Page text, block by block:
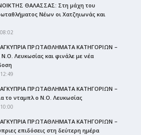
ΘΑΛΑΣΣΑΣ: Στη μάχη του
Νέων οι Χατζηιωνάς και
ΠΡΩΤΑΘΛΗΜΑΤΑ ΚΑΤΗΓΟΡΙΩΝ –
Λευκωσίας και φινάλε με νέα
ΠΡΩΤΑΘΛΗΜΑΤΑ ΚΑΤΗΓΟΡΙΩΝ –
το νταμπλ ο Ν.Ο. Λευκωσίας
ΠΡΩΤΑΘΛΗΜΑΤΑ ΚΑΤΗΓΟΡΙΩΝ –
επιδόσεις στη δεύτερη ημέρα